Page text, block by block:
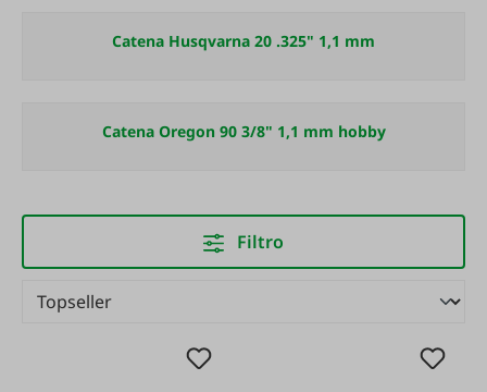
Catena Husqvarna 20 .325" 1,1 mm
Catena Oregon 90 3/8" 1,1 mm hobby
Filtro